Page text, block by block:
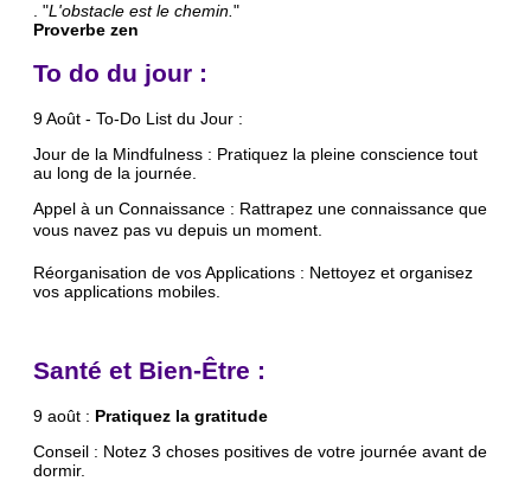
. "L'obstacle est le chemin. "
Proverbe zen
To do du jour :
9 Août - To-Do List du Jour :
Jour de la Mindfulness : Pratiquez la pleine conscience tout
au long de la journée.
Appel à un Connaissance : Rattrapez une connaissance que
vous navez pas vu depuis un moment.
Réorganisation de vos Applications : Nettoyez et organisez
vos applications mobiles.
Santé et Bien-Être :
9 août : Pratiquez la gratitude
Conseil : Notez 3 choses positives de votre journée avant de
dormir.